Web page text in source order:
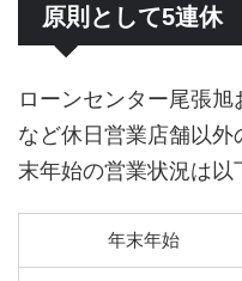
原則として5連休
ローンセンター尾張
など休日営業店舗以
末年始の営業状況は以
年末年始